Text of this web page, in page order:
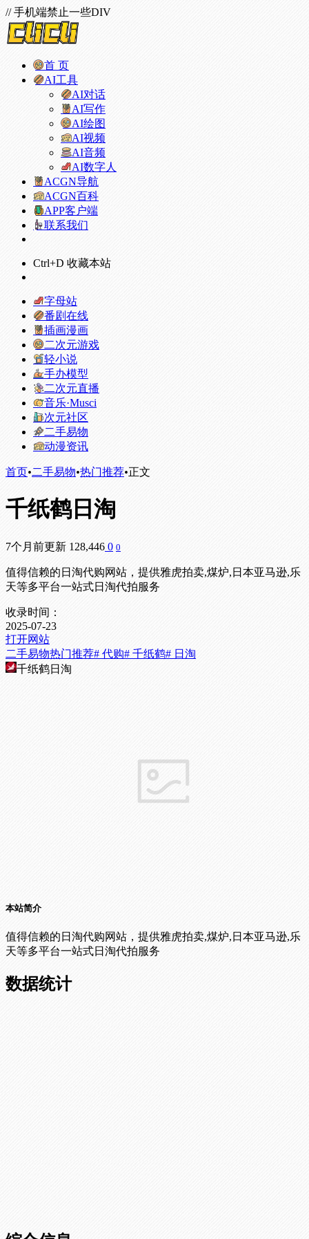
// 手机端禁止一些DIV
首 页
AI工具
AI对话
AI写作
AI绘图
AI视频
AI音频
AI数字人
ACGN导航
ACGN百科
APP客户端
联系我们
Ctrl+D 收藏本站
字母站
番剧在线
插画漫画
二次元游戏
轻小说
手办模型
二次元直播
音乐·Musci
次元社区
二手易物
动漫资讯
首页•二手易物•热门推荐•正文
千纸鹤日淘
7个月前更新 128,446 0 0
值得信赖的日淘代购网站，提供雅虎拍卖,煤炉,日本亚马逊,乐
天等多平台一站式日淘代拍服务
收录时间：
2025-07-23
打开网站
二手易物热门推荐# 代购# 千纸鹤# 日淘
千纸鹤日淘
本站简介
值得信赖的日淘代购网站，提供雅虎拍卖,煤炉,日本亚马逊,乐
天等多平台一站式日淘代拍服务
数据统计